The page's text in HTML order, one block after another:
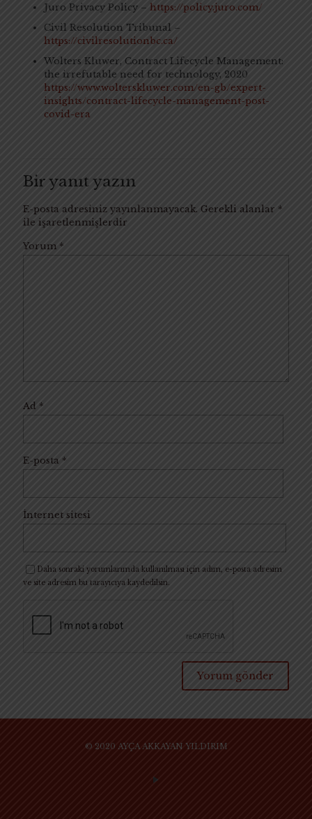
Juro Privacy Policy – https://policy.juro.com/
Civil Resolution Tribunal –
https://civilresolutionbc.ca/
Wolters Kluwer, Contract Lifecycle Management:
the irrefutable need for technology, 2020
https://www.wolterskluwer.com/en-gb/expert-
insights/contract-lifecycle-management-post-
covid-era
Bir yanıt yazın
E-posta adresiniz yayınlanmayacak. Gerekli alanlar *
ile işaretlenmişlerdir
Yorum *
Ad *
E-posta *
İnternet sitesi
Daha sonraki yorumlarımda kullanılması için adım, e-posta adresim
ve site adresim bu tarayıcıya kaydedilsin.
© 2020 AYÇA AKKAYAN YILDIRIM